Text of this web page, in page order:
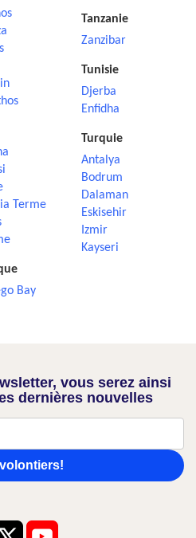
Terme
Bay
Tanzanie
Zanzibar
Tunisie
Djerba
Enfidha
Turquie
Antalya
Bodrum
Dalaman
Eskisehir
Izmir
Kayseri
vous serez ainsi
dernières nouvelles